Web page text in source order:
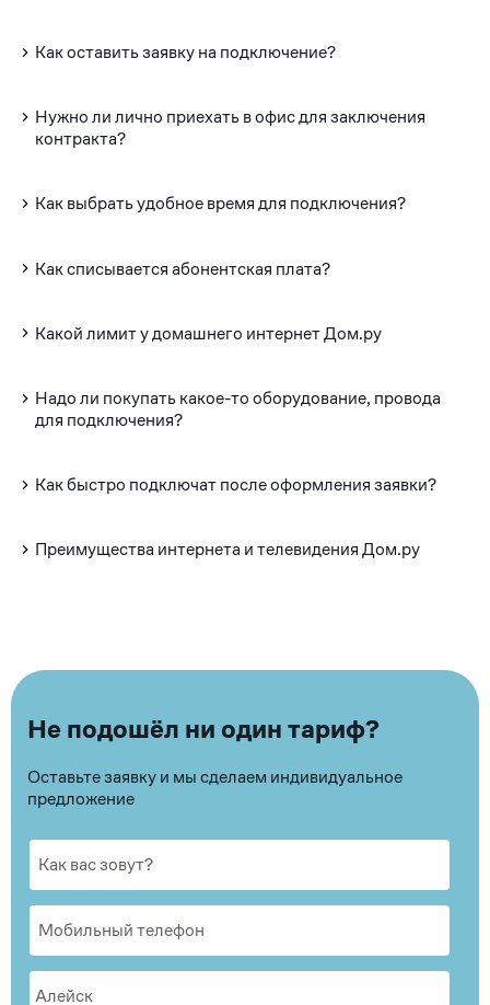
Как оставить заявку на подключение?
Нужно ли лично приехать в офис для заключения
контракта?
Как выбрать удобное время для подключения?
Как списывается абонентская плата?
Какой лимит у домашнего интернет Дом.ру
Надо ли покупать какое-то оборудование, провода
для подключения?
Как быстро подключат после оформления заявки?
Преимущества интернета и телевидения Дом.ру
Не подошёл ни один тариф?
Оставьте заявку и мы сделаем индивидуальное
предложение